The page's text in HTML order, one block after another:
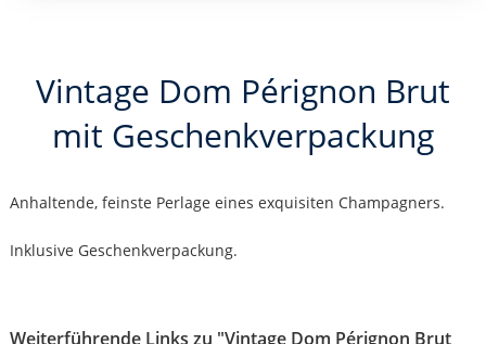
Vintage Dom Pérignon Brut
mit Geschenkverpackung
Anhaltende, feinste Perlage eines exquisiten Champagners.
Inklusive Geschenkverpackung.
Weiterführende Links zu "Vintage Dom Pérignon Brut